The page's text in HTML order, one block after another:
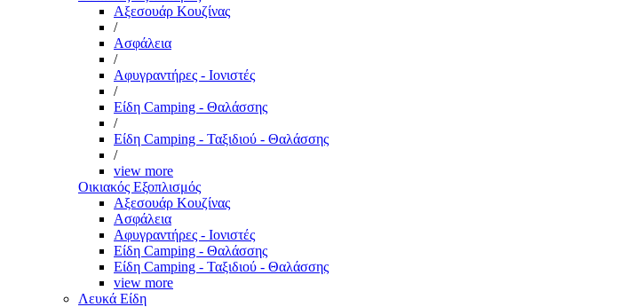
Αξεσουάρ Κουζίνας
/
Ασφάλεια
/
Αφυγραντήρες - Ιονιστές
/
Είδη Camping - Θαλάσσης
/
Είδη Camping - Ταξιδιού - Θαλάσσης
/
view more
Οικιακός Εξοπλισμός
Αξεσουάρ Κουζίνας
Ασφάλεια
Αφυγραντήρες - Ιονιστές
Είδη Camping - Θαλάσσης
Είδη Camping - Ταξιδιού - Θαλάσσης
view more
Λευκά Είδη